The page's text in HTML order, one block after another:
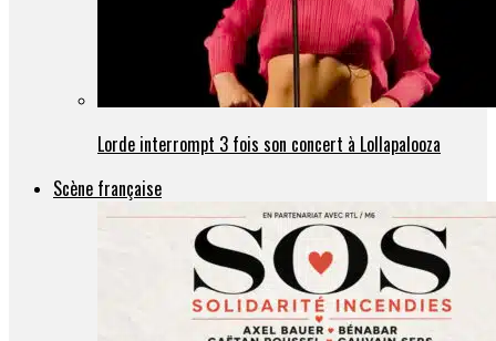
Lorde interrompt 3 fois son concert à Lollapalooza
Scène française